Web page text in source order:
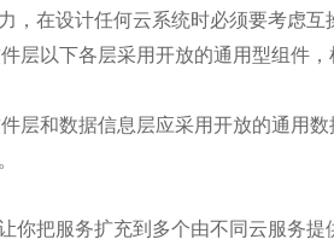
在设计任何云系统时必须要考虑互
层以下各层采用开放的通用型组件
层和数据信息层应采用开放的通用
你把服务扩充到多个由不同云服务提